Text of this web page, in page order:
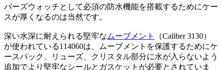
バーズウォッチとして必須の防水機能を搭載するためにケー
スが厚くなるのは当然です。
深い水深に耐えられる堅牢な ムーブメント
（Caliber 3130）
が使われている114060は、ムーブメントを保護するためにケ
ースバック、リューズ、クリスタル部分に水が入らないよう
追加でより堅牢なシールとガスケットが必要とされていま